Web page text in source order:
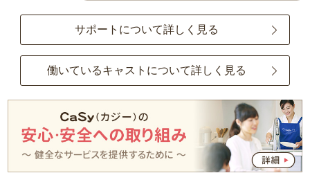
サポートについて詳しく見る
働いているキャストについて詳しく見る